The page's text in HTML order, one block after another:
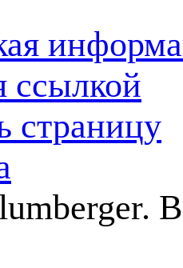
ссылкой
страницу